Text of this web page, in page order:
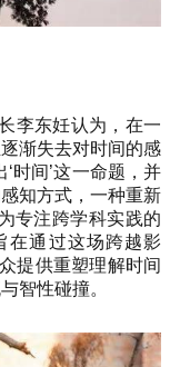
李东妊认为，在一
渐失去对时间的感
时间’这一命题，并
知方式，一种重新
专注跨学科实践的
在通过这场跨越影
提供重塑理解时间
智性碰撞。